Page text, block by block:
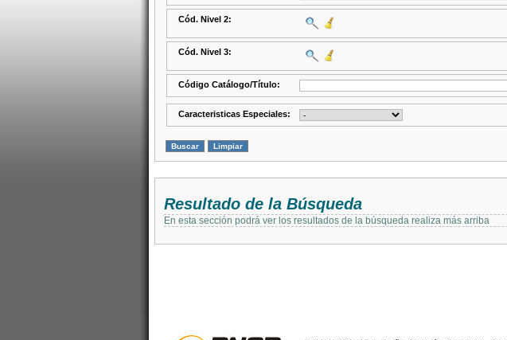
Cód. Nivel 2:
Cód. Nivel 3:
Código Catálogo/Título:
Caracteristicas Especiales:
Resultado de la Búsqueda
En esta sección podrá ver los resultados de la búsqueda realiza más arriba